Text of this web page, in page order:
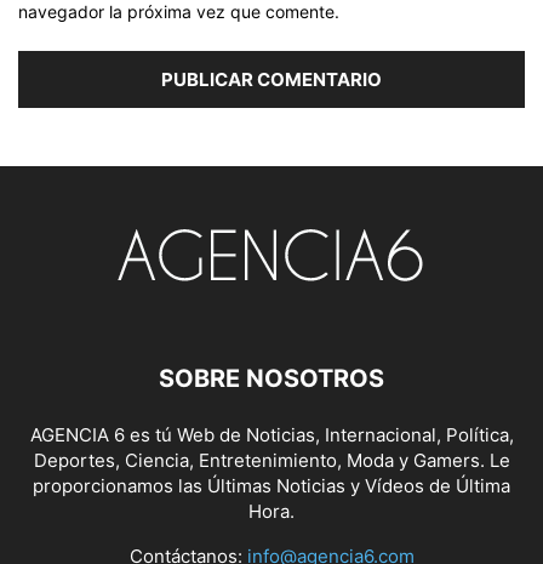
navegador la próxima vez que comente.
SOBRE NOSOTROS
AGENCIA 6 es tú Web de Noticias, Internacional, Política,
Deportes, Ciencia, Entretenimiento, Moda y Gamers. Le
proporcionamos las Últimas Noticias y Vídeos de Última
Hora.
Contáctanos: info@agencia6.com